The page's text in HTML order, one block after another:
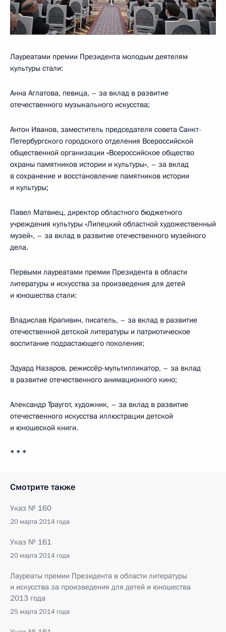
Лауреатами премии Президента молодым деятелям
культуры стали:
Анна Аглатова, певица, – за вклад в развитие
отечественного музыкального искусства;
Антон Иванов, заместитель председателя совета Санкт-
Петербургского городского отделения Всероссийской
общественной организации «Всероссийское общество
охраны памятников истории и культуры», – за вклад
в сохранение и восстановление памятников истории
и культуры;
Павел Матвиец, директор областного бюджетного
учреждения культуры «Липецкий областной художественный
музей», – за вклад в развитие отечественного музейного
дела.
Первыми лауреатами премии Президента в области
литературы и искусства за произведения для детей
и юношества стали:
Владислав Крапивин, писатель, – за вклад в развитие
отечественной детской литературы и патриотическое
воспитание подрастающего поколения;
Эдуард Назаров, режиссёр-мультипликатор, – за вклад
в развитие отечественного анимационного кино;
Александр Траугот, художник, – за вклад в развитие
отечественного искусства иллюстрации детской
и юношеской книги.
* * *
Смотрите также
Указ № 160
20 марта 2014 года
Указ № 161
20 марта 2014 года
Лауреаты премии Президента в области литературы
и искусства за произведения для детей и юношества
2013 года
25 марта 2014 года